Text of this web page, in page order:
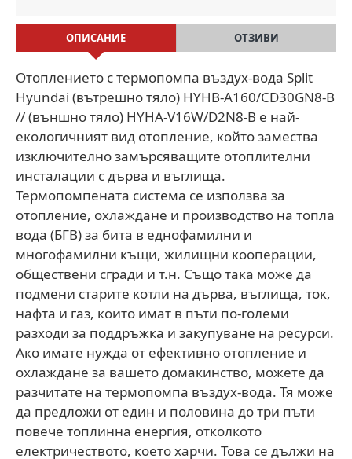
ОПИСАНИЕ ОТЗИВИ
Отоплението с термопомпа въздух-вода Split
Hyundai (вътрешно тяло) HYHB-A160/CD30GN8-B
// (външно тяло) HYHA-V16W/D2N8-B е най-
екологичният вид отопление, който замества
изключително замърсяващите отоплителни
инсталации с дърва и въглища.
Термопомпената система се използва за
отопление, охлаждане и производство на топла
вода (БГВ) за бита в еднофамилни и
многофамилни къщи, жилищни кооперации,
обществени сгради и т.н. Също така може да
подмени старите котли на дърва, въглища, ток,
нафта и газ, които имат в пъти по-големи
разходи за поддръжка и закупуване на ресурси.
Ако имате нужда от ефективно отопление и
охлаждане за вашето домакинство, можете да
разчитате на термопомпа въздух-вода. Тя може
да предложи от един и половина до три пъти
повече топлинна енергия, отколкото
електричеството, което харчи. Това се дължи на